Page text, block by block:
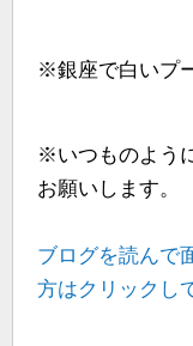
※銀座で白いプ
※いつものよう
お願いします。
ブログを読んで
方はクリックし